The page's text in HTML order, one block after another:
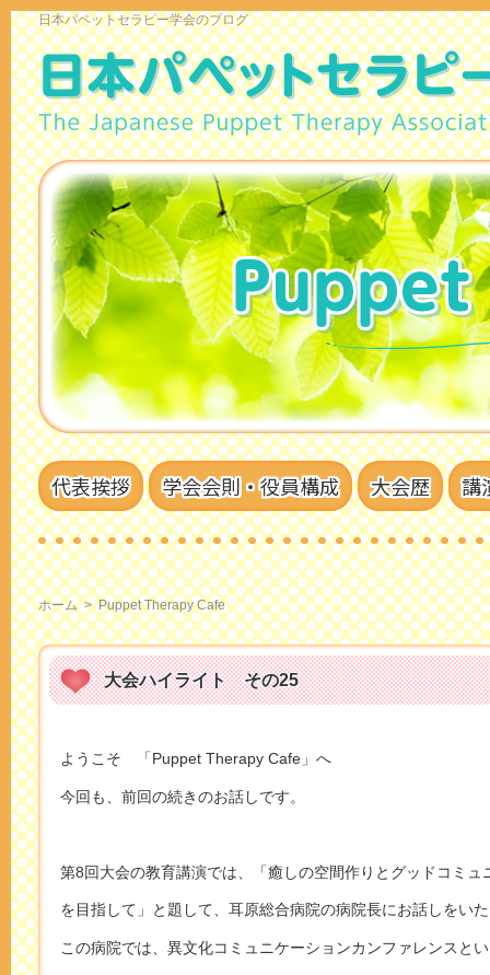
日本パペットセラピー学会のブログ
代表挨拶 学会会則・役員構成 大会歴 講
ホーム > Puppet Therapy Cafe
大会ハイライト その25
ようこそ 「Puppet Therapy Cafe」へ
今回も、前回の続きのお話しです。
第8回大会の教育講演では、「癒しの空間作りとグッドコミュ
を目指して」と題して、耳原総合病院の病院長にお話しをい
この病院では、異文化コミュニケーションカンファレンスと